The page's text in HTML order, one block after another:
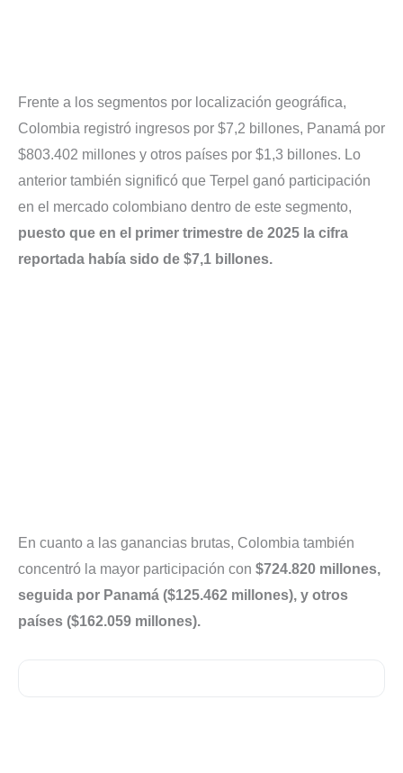
Frente a los segmentos por localización geográfica,
Colombia registró ingresos por $7,2 billones, Panamá por
$803.402 millones y otros países por $1,3 billones. Lo
anterior también significó que Terpel ganó participación
en el mercado colombiano dentro de este segmento,
puesto que en el primer trimestre de 2025 la cifra
reportada había sido de $7,1 billones.
En cuanto a las ganancias brutas, Colombia también
concentró la mayor participación con $724.820 millones,
seguida por Panamá ($125.462 millones), y otros
países ($162.059 millones).